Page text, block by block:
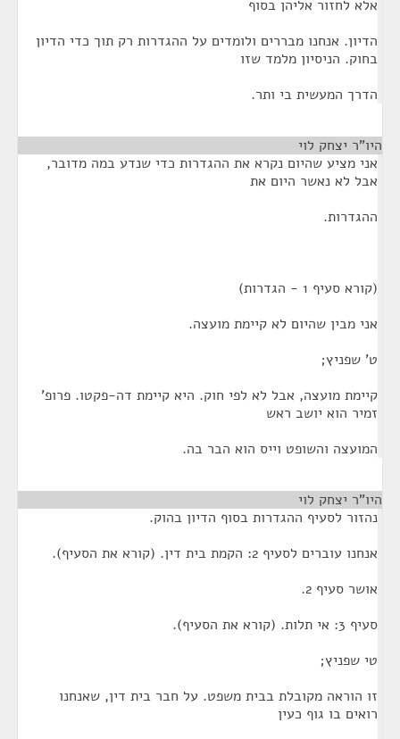
אלא לחזור אליהן בסוף
הדיון. אנחנו מבררים ולומדים על ההגדרות רק תוך כדי הדיון
בחוק. הניסיון מלמד שזו
הדרך המעשית בי ותר.
היו"ר יצחק לוי
אני מציע שהיום נקרא את ההגדרות כדי שנדע במה מדובר,
אבל לא נאשר היום את
ההגדרות.
(קורא סעיף 1 - הגדרות)
אני מבין שהיום לא קיימת מועצה.
ט' שפניץ;
קיימת מועצה, אבל לא לפי חוק. היא קיימת דה-פקטו. פרופ'
זמיר הוא יושב ראש
המועצה והשופט וייס הוא הבר בה.
היו"ר יצחק לוי
נהזור לסעיף ההגדרות בסוף הדיון בהוק.
אנחנו עוברים לסעיף 2: הקמת בית דין. (קורא את הסעיף).
אושר סעיף 2.
סעיף 3: אי תלות. (קורא את הסעיף).
טי שפניץ;
זו הוראה מקובלת בבית משפט. על חבר בית דין, שאנחנו
רואים בו גוף כעין